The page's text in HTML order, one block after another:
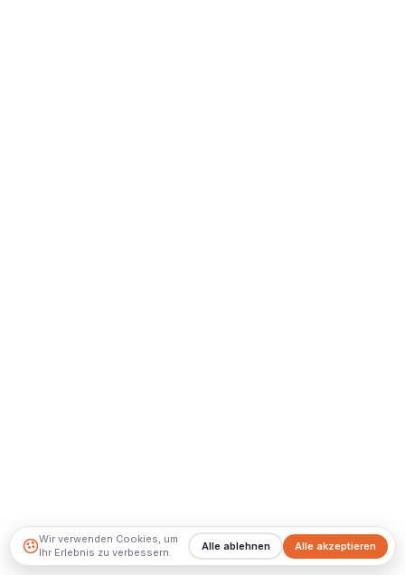
Wir verwenden Cookies, um
Ihr Erlebnis zu verbessern.
Alle akzeptieren
Alle ablehnen